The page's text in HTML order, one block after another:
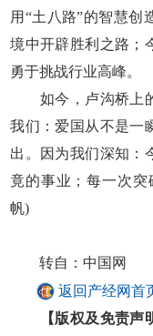
用“土八路”的智慧创
境中开辟胜利之路；
勇于挑战行业高峰。
如今，卢沟桥上的
我们：爱国从不是一
出。因为我们深知：
竟的事业；每一次
帆)
转自：中国网
返回产经网首
【版权及免责声明